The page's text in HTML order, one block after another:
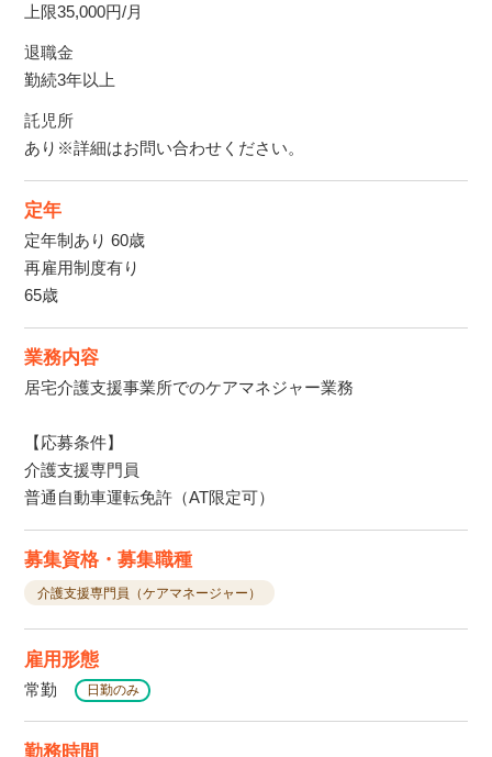
上限35,000円/月
退職金
勤続3年以上
託児所
あり※詳細はお問い合わせください。
定年
定年制あり 60歳
再雇用制度有り
65歳
業務内容
居宅介護支援事業所でのケアマネジャー業務
【応募条件】
介護支援専門員
普通自動車運転免許（AT限定可）
募集資格・募集職種
介護支援専門員（ケアマネージャー）
雇用形態
常勤 日勤のみ
勤務時間